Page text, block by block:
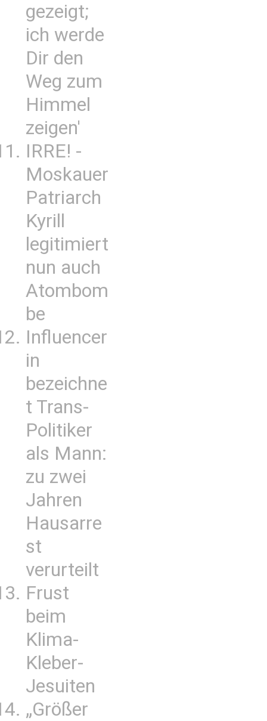
gezeigt;
ich werde
Dir den
Weg zum
Himmel
zeigen'
IRRE! -
Moskauer
Patriarch
Kyrill
legitimiert
nun auch
Atombom
be
Influencer
in
bezeichne
t Trans-
Politiker
als Mann:
zu zwei
Jahren
Hausarre
st
verurteilt
Frust
beim
Klima-
Kleber-
Jesuiten
„Größer